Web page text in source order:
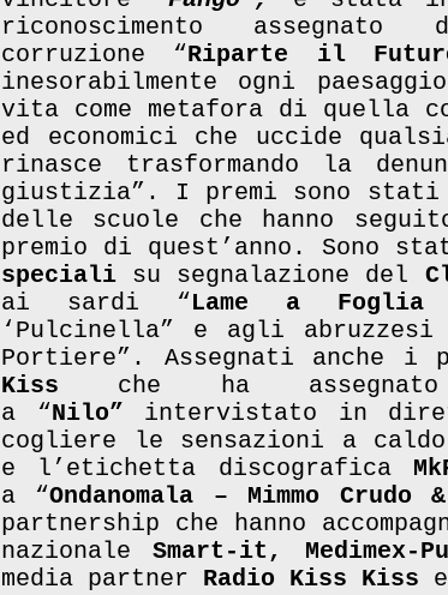
riconoscimento
corruzione “Riparte il
inesorabilmente ogni
vita come metafora di quella
ed economici che uccide
rinasce trasformando la
giustizia”. I premi sono stati
delle scuole che hanno
premio di quest’anno. Sono
speciali su segnalazione del
ai sardi “Lame a Foglia
‘Pulcinella” e agli abruzzesi
Portiere”. Assegnati anche
Kiss che ha
a “Nilo” intervistato in
cogliere le sensazioni a
e l’etichetta discografica
a “Ondanomala – Mimmo
partnership che hanno
nazionaleSmart-it, Medimex-
media partner Radio Kiss Kiss e